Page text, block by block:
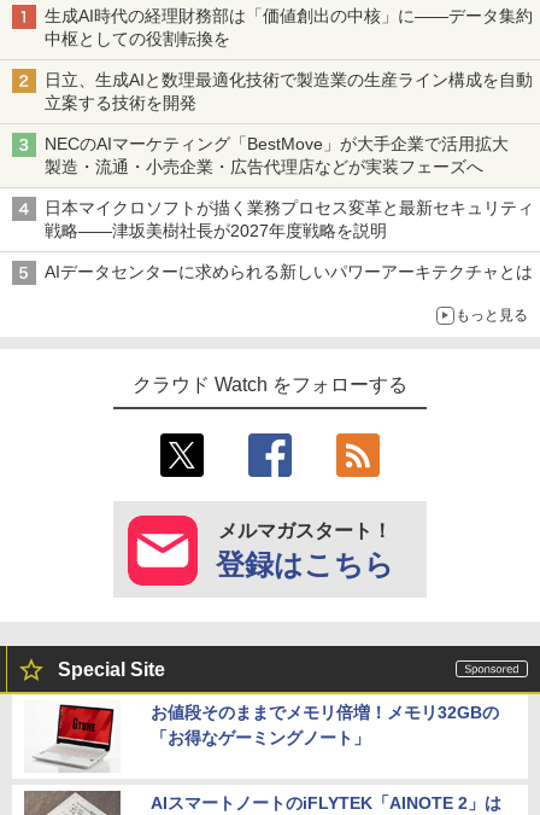
生成AI時代の経理財務部は「価値創出の中核」に――データ集約
中枢としての役割転換を
日立、生成AIと数理最適化技術で製造業の生産ライン構成を自動
立案する技術を開発
NECのAIマーケティング「BestMove」が大手企業で活用拡大
製造・流通・小売企業・広告代理店などが実装フェーズへ
日本マイクロソフトが描く業務プロセス変革と最新セキュリティ
戦略――津坂美樹社長が2027年度戦略を説明
AIデータセンターに求められる新しいパワーアーキテクチャとは
もっと見る
クラウド Watch をフォローする
メルマガスタート！
登録はこちら
Special Site
お値段そのままでメモリ倍増！メモリ32GBの
「お得なゲーミングノート」
AIスマートノートのiFLYTEK「AINOTE 2」は